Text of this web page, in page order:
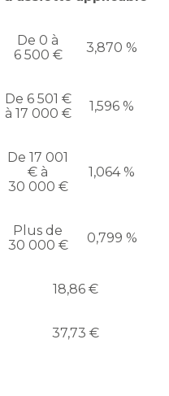
De 0 à
6 500 €
3,870 %
De 6 501 €
à 17 000 €
1,596 %
De 17 001
€ à
30 000 €
1,064 %
Plus de
30 000 €
0,799 %
18,86 €
37,73 €